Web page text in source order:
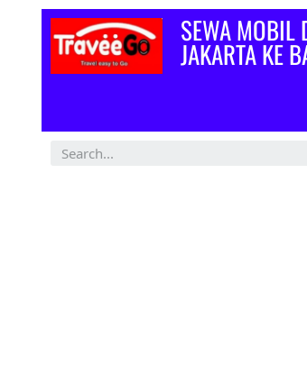
SEWA MOBIL
JAKARTA KE